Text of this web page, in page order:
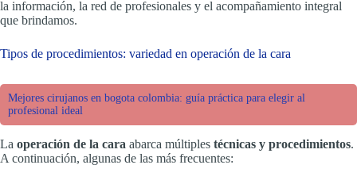
la información, la red de profesionales y el acompañamiento integral
que brindamos.
Tipos de procedimientos: variedad en operación de la cara
Mejores cirujanos en bogota colombia: guía práctica para elegir al
profesional ideal
La operación de la cara abarca múltiples técnicas y procedimientos.
A continuación, algunas de las más frecuentes: